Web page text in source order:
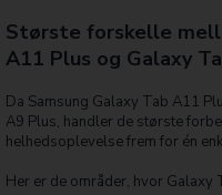
Største forskelle
A11 Plus og Galaxy
Da Samsung Galaxy Tab A11
A9 Plus, handler de største
helhedsoplevelse frem for én
Her er de områder, hvor